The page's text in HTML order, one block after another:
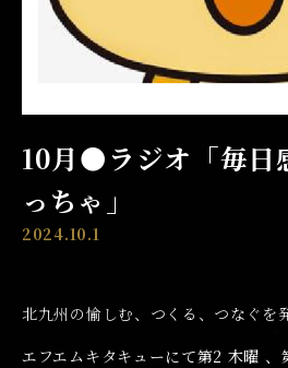
10月●ラジオ「毎日
っちゃ」
2024.10.1
北九州の愉しむ、つくる、つなぐを
エフエムキタキューにて第2 木曜 、